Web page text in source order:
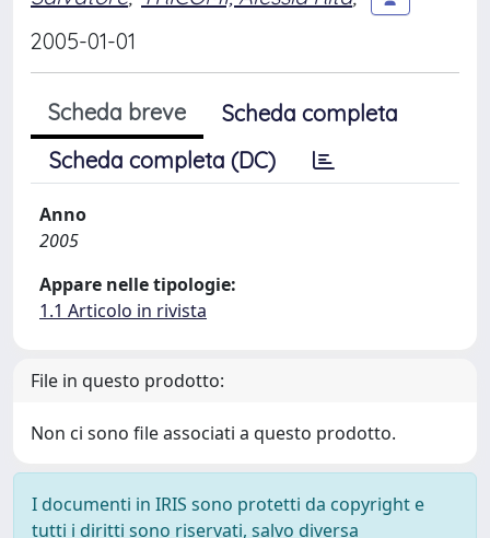
2005-01-01
Scheda breve
Scheda completa
Scheda completa (DC)
Anno
2005
Appare nelle tipologie:
1.1 Articolo in rivista
File in questo prodotto:
Non ci sono file associati a questo prodotto.
I documenti in IRIS sono protetti da copyright e
tutti i diritti sono riservati, salvo diversa